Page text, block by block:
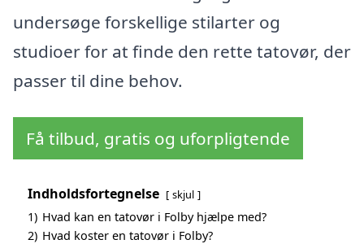
undersøge forskellige stilarter og
studioer for at finde den rette tatovør, der
passer til dine behov.
Få tilbud, gratis og uforpligtende
Indholdsfortegnelse skjul
1) Hvad kan en tatovør i Folby hjælpe med?
2) Hvad koster en tatovør i Folby?